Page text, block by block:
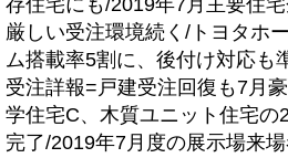
存住宅にも/2019年7月主要住宅
厳しい受注環境続く/トヨタホ
ム搭載率5割に、後付け対応も
受注詳報=戸建受注回復も7月
学住宅C、木質ユニット住宅の
完了/2019年7月度の展示場来